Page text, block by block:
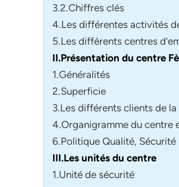
3.2.Chiffres clés
4.Les différentes activités
5.Les différents centres
II.Présentation du centre
1.Généralités
2.Superficie
3.Les différents clients de
4.Organigramme du centre
6.Politique Qualité, Sécurité
III.Les unités du centre
1.Unité de sécurité